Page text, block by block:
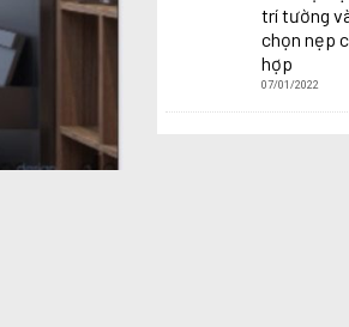
trí tường
chọn nẹp
hợp
07/01/2022